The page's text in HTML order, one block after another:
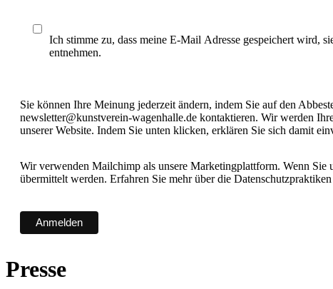
Ich stimme zu, dass meine E-Mail Adresse gespeichert wird,
entnehmen.
Sie können Ihre Meinung jederzeit ändern, indem Sie auf den
newsletter@kunstverein-wagenhalle.de kontaktieren. Wir werden
unserer Website. Indem Sie unten klicken, erklären Sie sich damit
Wir verwenden Mailchimp als unsere Marketingplattform. Wenn Sie
übermittelt werden. Erfahren Sie mehr über die
Presse